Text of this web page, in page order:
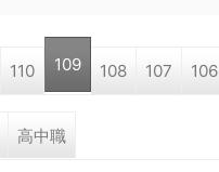
110 109 108 107 106
高中職